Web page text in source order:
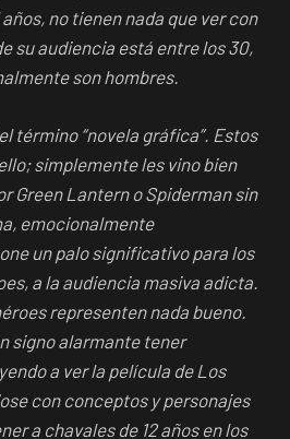
no tienen nada que ver con
su audiencia está entre los 30,
son hombres.
término “novela gráfica”. Estos
simplemente les vino bien
Green Lantern o Spiderman sin
emocionalmente
un palo significativo para los
a la audiencia masiva adicta.
representen nada bueno.
signo alarmante tener
a ver la película de Los
con conceptos y personajes
a chavales de 12 años en los